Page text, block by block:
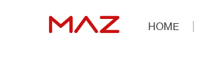
HOME